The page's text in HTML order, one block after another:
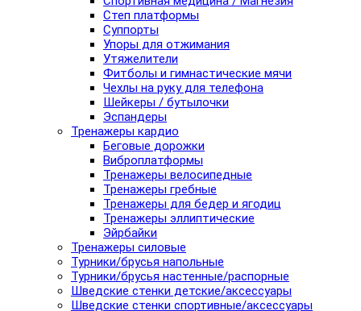
Степ платформы
Суппорты
Упоры для отжимания
Утяжелители
Фитболы и гимнастические мячи
Чехлы на руку для телефона
Шейкеры / бутылочки
Эспандеры
Тренажеры кардио
Беговые дорожки
Виброплатформы
Тренажеры велосипедные
Тренажеры гребные
Тренажеры для бедер и ягодиц
Тренажеры эллиптические
Эйрбайки
Тренажеры силовые
Турники/брусья напольные
Турники/брусья настенные/распорные
Шведские стенки детские/аксессуары
Шведские стенки спортивные/аксессуары